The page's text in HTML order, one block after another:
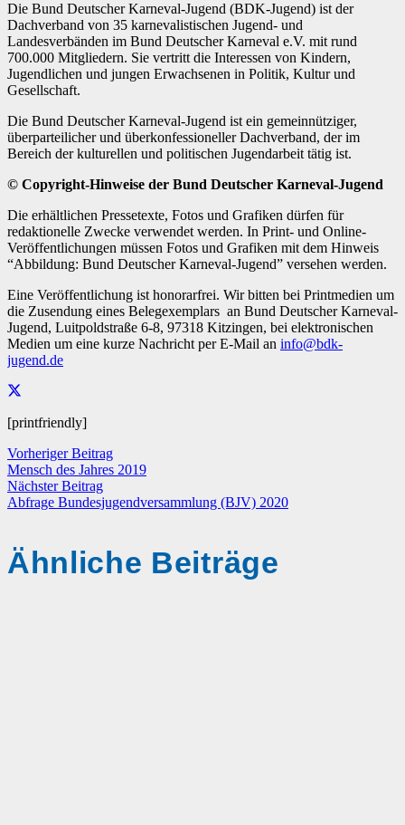
Die Bund Deutscher Karneval-Jugend (BDK-Jugend) ist der
Dachverband von 35 karnevalistischen Jugend- und
Landesverbänden im Bund Deutscher Karneval e.V. mit rund
700.000 Mitgliedern. Sie vertritt die Interessen von Kindern,
Jugendlichen und jungen Erwachsenen in Politik, Kultur und
Gesellschaft.
Die Bund Deutscher Karneval-Jugend ist ein gemeinnütziger,
überparteilicher und überkonfessioneller Dachverband, der im
Bereich der kulturellen und politischen Jugendarbeit tätig ist.
© Copyright-Hinweise der Bund Deutscher Karneval-Jugend
Die erhältlichen Pressetexte, Fotos und Grafiken dürfen für
redaktionelle Zwecke verwendet werden. In Print- und Online-
Veröffentlichungen müssen Fotos und Grafiken mit dem Hinweis
“Abbildung: Bund Deutscher Karneval-Jugend” versehen werden.
Eine Veröffentlichung ist honorarfrei. Wir bitten bei Printmedien um
die Zusendung eines Belegexemplars an Bund Deutscher Karneval-
Jugend, Luitpoldstraße 6-8, 97318 Kitzingen, bei elektronischen
Medien um eine kurze Nachricht per E-Mail an info@bdk-
jugend.de
[printfriendly]
Vorheriger Beitrag
Mensch des Jahres 2019
Nächster Beitrag
Abfrage Bundesjugendversammlung (BJV) 2020
Ähnliche Beiträge